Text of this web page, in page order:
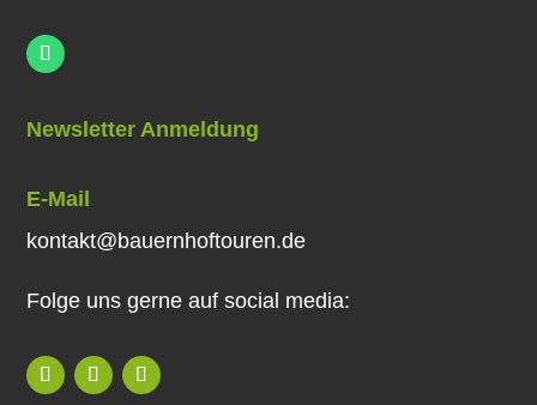
Newsletter Anmeldung
E-Mail
kontakt@bauernhoftouren.de
Folge uns gerne auf social media: